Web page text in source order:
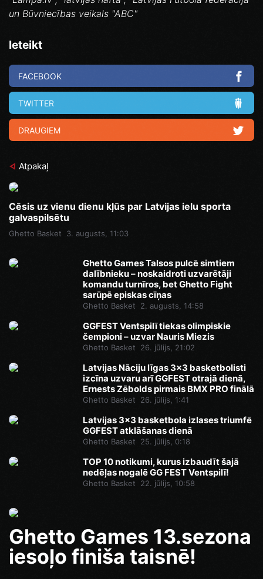
un Būvniecības veikals "ABC"
Ieteikt
FACEBOOK
TWITTER
DRAUGIEM
Atpakaļ
Cēsis uz vienu dienu kļūs par Latvijas ielu sporta
galvaspilsētu
Ghetto Basket 3. augusts, 11:03
Ghetto Games Talsos pulcē simtiem
dalībnieku – noskaidroti uzvarētāji
komandu turnīros, bet Ghetto Fight
sarūpē episkas cīņas
Ghetto Basket 2. augusts, 14:58
GGFEST Ventspilī tiekas olimpiskie
čempioni – uzvar Nauris Miezis
Ghetto Basket 26. jūlijs, 21:02
Latvijas Nāciju līgas 3x3 basketbolisti
izcīna uzvaru arī GGFEST otrajā dienā,
Ernests Zēbolds pirmais BMX PRO finālā
Ghetto Basket 26. jūlijs, 1:41
Latvijas 3x3 basketbola izlases triumfē
GGFEST atklāšanas dienā
Ghetto Basket 25. jūlijs, 0:18
TOP 10 notikumi, kurus izbaudīt šajā
nedēļas nogalē GG FEST Ventspilī!
Ghetto Basket 22. jūlijs, 10:58
Ghetto Games 13.sezona
iesoļo finiša taisnē!